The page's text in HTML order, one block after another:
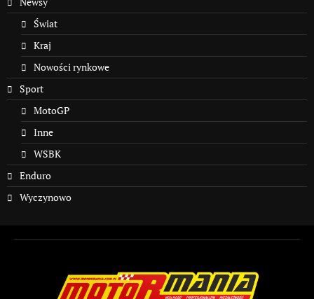
Świat
Kraj
Nowości rynkowe
Sport
MotoGP
Inne
WSBK
Enduro
Wyczynowo